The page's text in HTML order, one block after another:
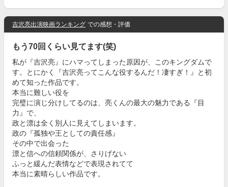
吉沢亮出演映画ランキング での感想・評価
もう70回くらい見てます(笑)
私が『吉沢亮』にハマってしまった原因が、このキングダムで
す。とにかく『吉沢亮ってこんな役するんだ！凄すぎ！』と初
めて知った作品です。
本当に難しい役を
完璧に演じ分けしてるのは、亮くんの最大の魅力である『目
力』で、
政と漂は全く別人に見えてしまいます。
政の『孤独や王としての責任感』
その中で出会った
漂と信への信頼関係が、さりげない
ふっと緩んだ表情などで表現されてて
本当に素晴らしい作品です。